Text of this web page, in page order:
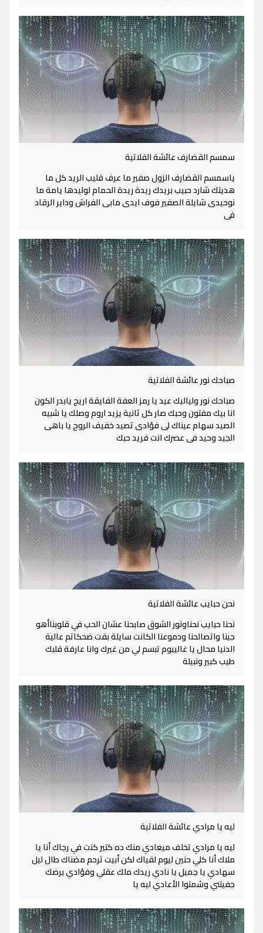
سمسم القضارف عائشة الفلاتية
ياسمسم القضارف الزول صفير ما عرف قليب الريد كل ما
هديتك شارد حبيب بريدك ريدة ريدة الحمام لوليدها يامة ما
نوحيدى شايلة الصفير فوف ايدى مابى الفراش وداير الرقاد
فى
صباحك نور عائشة الفلاتية
صباحك نور ولياليك عيد يا رمز العفة الفايقة اريج يابدر الكون
انا بيك مفتون وحبك صار كل ثانية يزيد اروم وصلك يا شبيه
الصيد سهام عيناك لى فؤادى تصيد خفيف الروح يا باهى
الجيد وحيد فى عصرك انت فريد حبك
نحن حبايب عائشة الفلاتية
نحنا حبايب نحناونور الشوق صابحنا عشان الحب في قلوبناأهو
جينا واتصالحنا ودموعنا الكانت سايلة بقت ضحكاتم عالية
الدنيا محال يا غالييوم تبسم لي من غيرك وانا عارفة قلبك
طيب كبير ونبيلة
ليه يا مرادي عائشة الفلاتية
ليه يا مرادي تخلف ميعادي منك ده كتير كنت في رجاك أنا يا
ملاك أنا كلي حنين ليوم لقياك لكن أبيت ترحم مضناك طال ليل
سهادي يا جميل يا نادي ريدك ملك عقلي وفؤادي برضك
جفيتني وشمتوا الأعادي ليه يا